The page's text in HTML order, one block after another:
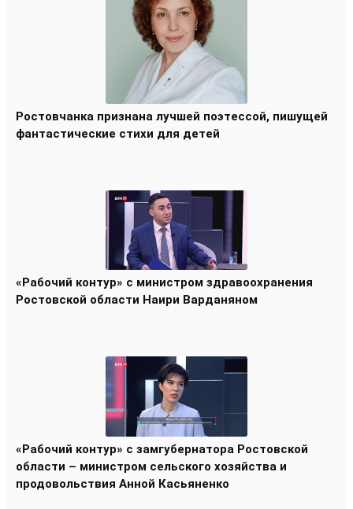
Ростовчанка признана лучшей поэтессой, пишущей
фантастические стихи для детей
«Рабочий контур» с министром здравоохранения
Ростовской области Наири Варданяном
«Рабочий контур» с замгубернатора Ростовской
области – министром сельского хозяйства и
продовольствия Анной Касьяненко